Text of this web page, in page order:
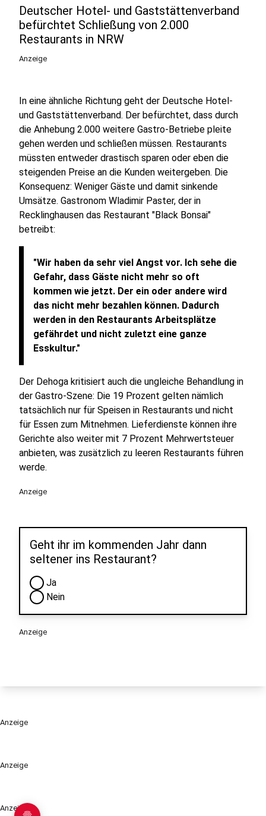
Anzeige
Anzeige
Deutscher Hotel- und Gaststättenverband
befürchtet Schließung von 2.000
Restaurants in NRW
Anzeige
In eine ähnliche Richtung geht der Deutsche Hotel-
und Gaststättenverband. Der befürchtet, dass durch
die Anhebung 2.000 weitere Gastro-Betriebe pleite
gehen werden und schließen müssen. Restaurants
müssten entweder drastisch sparen oder eben die
steigenden Preise an die Kunden weitergeben. Die
Konsequenz: Weniger Gäste und damit sinkende
Umsätze. Gastronom Wladimir Paster, der in
Recklinghausen das Restaurant "Black Bonsai"
betreibt:
"Wir haben da sehr viel Angst vor. Ich sehe die
Gefahr, dass Gäste nicht mehr so oft
kommen wie jetzt. Der ein oder andere wird
das nicht mehr bezahlen können. Dadurch
werden in den Restaurants Arbeitsplätze
gefährdet und nicht zuletzt eine ganze
Esskultur."
Der Dehoga kritisiert auch die ungleiche Behandlung in
der Gastro-Szene: Die 19 Prozent gelten nämlich
tatsächlich nur für Speisen in Restaurants und nicht
für Essen zum Mitnehmen. Lieferdienste können ihre
Gerichte also weiter mit 7 Prozent Mehrwertsteuer
anbieten, was zusätzlich zu leeren Restaurants führen
werde.
Anzeige
Geht ihr im kommenden Jahr dann
seltener ins Restaurant?
Ja
Nein
Anzeige
Anzeige